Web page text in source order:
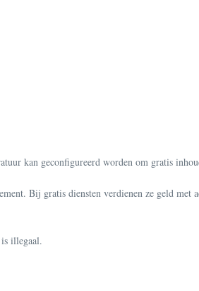
kan geconfigureerd worden om gratis
Bij gratis diensten verdienen ze geld met
illegaal.